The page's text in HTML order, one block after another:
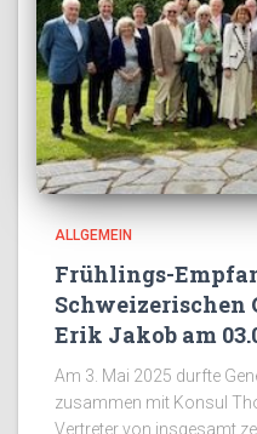
ALLGEMEIN
Frühlings-
Schweizerischen
Erik Jakob am
Am 3. Mai 2025 durfte
zusammen mit Konsul
Vertreter von insgesamt